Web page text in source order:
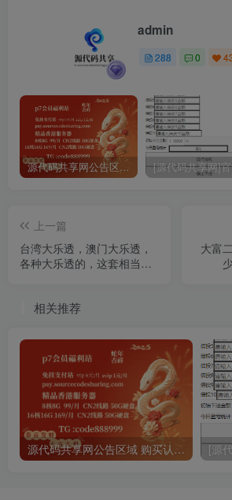
admin
288 0
源代码共享网公告区域 购买认真阅读
上一篇
台湾大乐透，澳门大乐透，
各种大乐透的，这套相当于
大富
相关推荐
源代码共享网公告区域 购买认真阅读